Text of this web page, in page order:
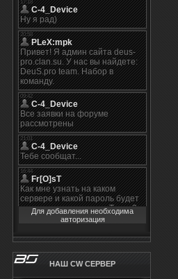
Для добавления необходима
авторизация
НАШ CW СЕРВЕР